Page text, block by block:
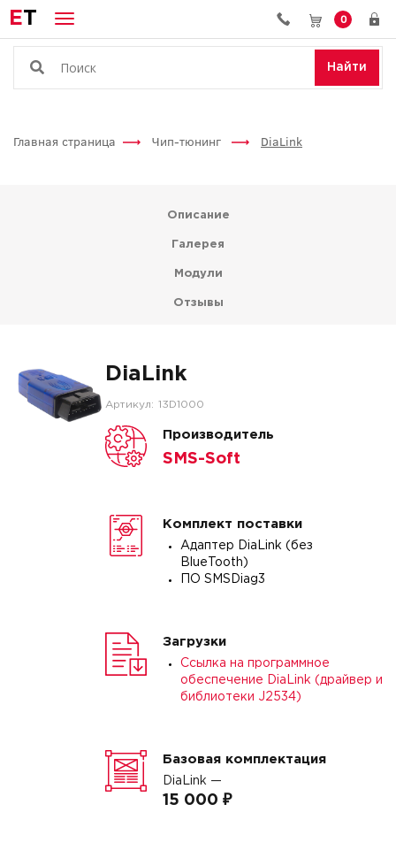
ET 0
Найти
Главная страница Чип-тюнинг DiaLink
Описание
Галерея
Модули
Отзывы
DiaLink
Артикул: 13D1000
Производитель
SMS-Soft
Комплект поставки
Адаптер DiaLink (без
BlueTooth)
ПО SMSDiag3
Загрузки
Ссылка на программное
обеспечение DiaLink (драйвер и
библиотеки J2534)
Базовая комплектация
DiaLink —
15 000 ₽